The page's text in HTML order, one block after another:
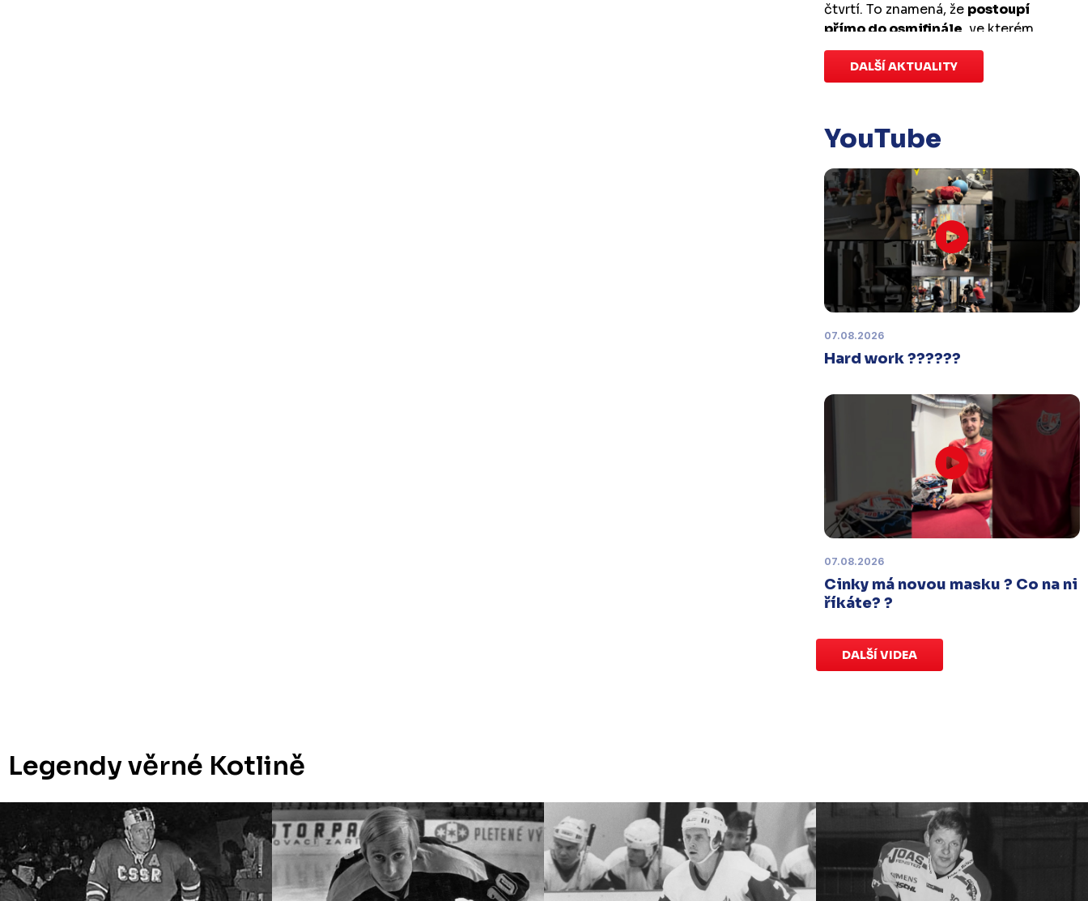
čtvrtí. To znamená, že postoupí
přímo do osmifinále , ve kterém
budou mítvýhodu domácího
prostředí.První zápas se v Kotlině
odehraje v úterý 10. března od
17:00
. Případný pátý rozhodující
duel by se hrál v Kotlině ve středu 18.
března od 18:00.
Zápas dorostu je odložen
Čtvrtek 29. ledna |Utkání dorostu v
Šumperku,které se mělo odehrát v
pátek 30. ledna ve 14:15,je
odloženo!Odehraje se v náhradním
Úterý 27. ledna |Utkání 32. kola v
, které se mělo původně
odehrát 31. ledna, bylo z důvodu
marodky Králů
odloženo. Kluby se
domluvily na náhradním termínu,
Bruslaři se s Pískem utkají venku
pondělí 16. února od 18:00 .
Charitativní aukce
Sobota 3. ledna | Vydražte si na
na pomoc předčasně narozeným
dětem.Charitativní aukce
proti Ústí nad Labem , které se mělo
původně odehrát 15. listopadu, bylo z
důvodu marodky Slovanu
Kluby se domluvily na náhradním
termínu, Bruslaři se s Ústím nad
DALŠÍ AKTUALITY
YouTube
07.08.2026
Hard work ??????
07.08.2026
Cinky má novou masku ? Co na ni
říkáte? ?
DALŠÍ VIDEA
Legendy věrné Kotlině